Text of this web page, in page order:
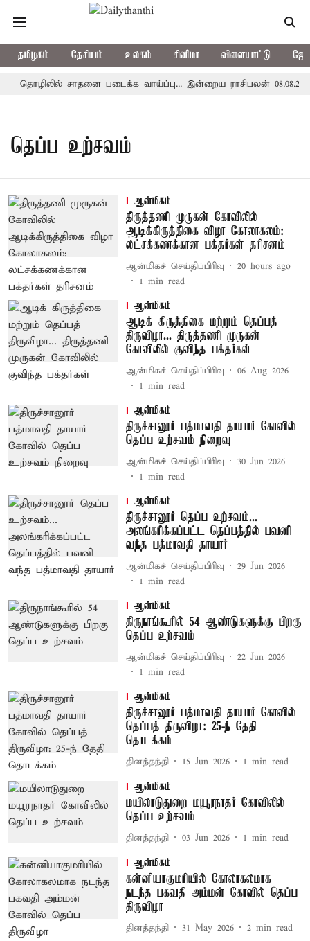
தமிழகம் தேசியம் உலகம் சினிமா விளையாட்டு
தொழிலில் சாதனை படைக்க வாய்ப்பு... இன்றைய ராசிபலன் 08.08.2026
தெப்ப உற்சவம்
ஆன்மிகம்
திருத்தணி முருகன் கோவிலில்
ஆடிக்கிருத்திகை விழா கோலாகலம்:
லட்சக்கணக்கான பக்தர்கள் தரிசனம்
ஆன்மிகச் செய்திப்பிரிவு
20 hours ago
1 min read
ஆன்மிகம்
ஆடிக் கிருத்திகை மற்றும் தெப்பத்
திருவிழா... திருத்தணி முருகன்
கோவிலில் குவிந்த பக்தர்கள்
ஆன்மிகச் செய்திப்பிரிவு
06 Aug 2026
1 min read
ஆன்மிகம்
திருச்சானூர் பத்மாவதி தாயார் கோவில்
தெப்ப உற்சவம் நிறைவு
ஆன்மிகச் செய்திப்பிரிவு
30 Jun 2026
1 min read
ஆன்மிகம்
திருச்சானூர் தெப்ப உற்சவம்...
அலங்கரிக்கப்பட்ட தெப்பத்தில் பவனி
வந்த பத்மாவதி தாயார்
ஆன்மிகச் செய்திப்பிரிவு
29 Jun 2026
1 min read
ஆன்மிகம்
திருநாங்கூரில் 54 ஆண்டுகளுக்கு பிறகு
தெப்ப உற்சவம்
ஆன்மிகச் செய்திப்பிரிவு
22 Jun 2026
1 min read
ஆன்மிகம்
திருச்சானூர் பத்மாவதி தாயார் கோவில்
தெப்பத் திருவிழா: 25-ந் தேதி
தொடக்கம்
தினத்தந்தி 15 Jun 2026 1 min read
ஆன்மிகம்
மயிலாடுதுறை மயூரநாதர் கோவிலில்
தெப்ப உற்சவம்
தினத்தந்தி 03 Jun 2026 1 min read
ஆன்மிகம்
கன்னியாகுமரியில் கோலாகலமாக
நடந்த பகவதி அம்மன் கோவில் தெப்ப
திருவிழா
தினத்தந்தி 31 May 2026 2 min read